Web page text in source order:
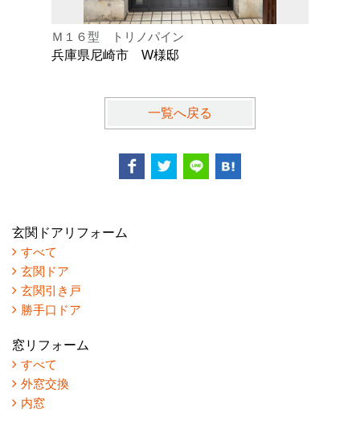
Ｍ１６型 トリノパイン
兵庫県尼崎市 W様邸
一覧へ戻る
玄関ドアリフォーム
すべて
玄関ドア
玄関引き戸
勝手口ドア
窓リフォーム
すべて
外窓交換
内窓